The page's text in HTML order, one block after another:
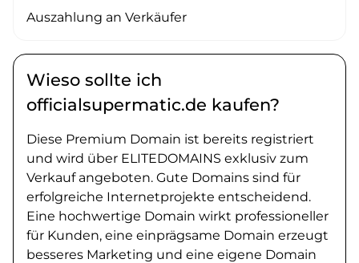
Auszahlung an Verkäufer
Wieso sollte ich
officialsupermatic.de kaufen?
Diese Premium Domain ist bereits registriert
und wird über ELITEDOMAINS exklusiv zum
Verkauf angeboten. Gute Domains sind für
erfolgreiche Internetprojekte entscheidend.
Eine hochwertige Domain wirkt professioneller
für Kunden, eine einprägsame Domain erzeugt
besseres Marketing und eine eigene Domain